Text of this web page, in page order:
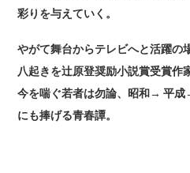
彩りを与えていく。
やがて舞台からテレビへと活躍の
八起きを辻原登奨励小説賞受賞
今を喘ぐ若者は勿論、昭和→ 平
にも捧げる青春譚。